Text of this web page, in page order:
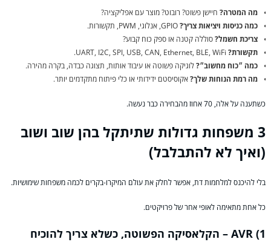
מה המטרה? חיישן פשוט? רובוט? מוצר עם אפליקציה?
כמה כניסות ויציאות צריך?GPIO, אנלוגי, PWM, תקשורות.
צריכת חשמל?סוללה קטנה או ספק כוח קבוע?
תקשורת?
כמה ״כוח מחשוב״?לוגיקה פשוטה או עיבוד אותות, תצוגה כבדה, בקרה מהירה.
מה רמת הנוחות שלך?אקוסיסטם ידידותי או כלי פיתוח מתקדמים יותר.
כשתענה על אלה, 70 אחוז מהבחירה כבר נעשה.
3 משפחות גדולות שתיתקל בהן שוב ושוב
(ואיך לא להתבלבל)
בלי להיכנס למלחמות דת, אפשר לחלק את עולם המיקרו-בקרים לכמה משפחות שימושיות.
כל אחת מתאימה לאופי אחר של פרויקטים.
1) AVR – הקלאסיקה הפשוטה, כשלא צריך להוכיח